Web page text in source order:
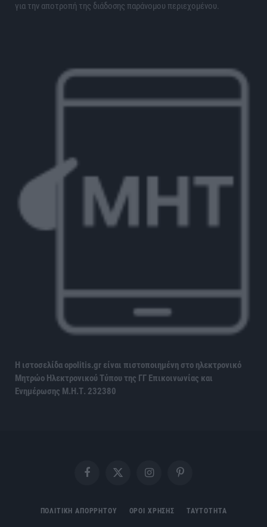
για την αποτροπή της διάδοσης παράνομου περιεχομένου.
Η ιστοσελίδα opolitis.gr είναι πιστοποιημένη στο ηλεκτρονικό
Μητρώο Ηλεκτρονικού Τύπου της ΓΓ Επικοινωνίας και
Ενημέρωσης Μ.Η.Τ. 232380
FacebookX
InstagramPinterest
ΠΟΛΙΤΙΚΗ ΑΠΟΡΡΗΤΟΥ ΟΡΟΙ ΧΡΗΣΗΣ ΤΑΥΤΟΤΗΤΑ